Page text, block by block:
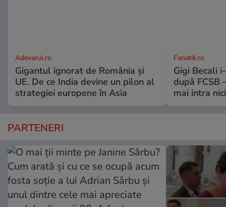
Adevarul.ro
Gigantul ignorat de România și
UE. De ce India devine un pilon al
strategiei europene în Asia
Fanatik.ro
Gigi Becali
după FCSB
mai intra
PARTENERI